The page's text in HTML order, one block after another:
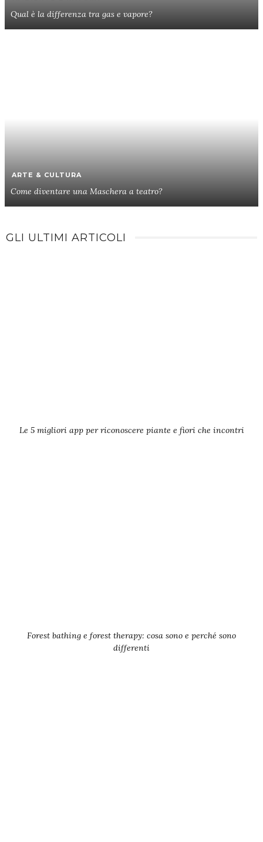
Qual è la differenza tra gas e vapore?
ARTE & CULTURA
Come diventare una Maschera a teatro?
GLI ULTIMI ARTICOLI
Le 5 migliori app per riconoscere piante e fiori che incontri
Forest bathing e forest therapy: cosa sono e perché sono
differenti